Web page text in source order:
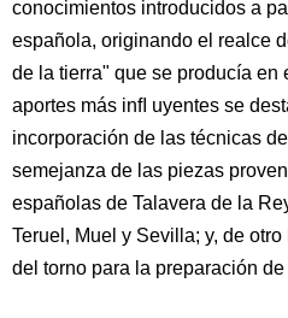
conocimientos introducidos a
española, originando el realce
de la tierra" que se producía en
aportes más inﬂ uyentes se
incorporación de las técnicas
semejanza de las piezas
españolas de Talavera de la
Teruel, Muel y Sevilla; y, de
del torno para la preparación